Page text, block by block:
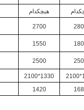
هیچکدام
2700
1550
2500
2100*1330
1420